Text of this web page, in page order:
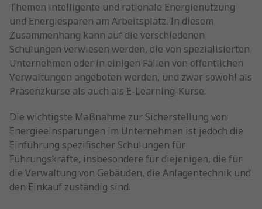
Themen intelligente und rationale Energienutzung
und Energiesparen am Arbeitsplatz. In diesem
Zusammenhang kann auf die verschiedenen
Schulungen verwiesen werden, die von spezialisierten
Unternehmen oder in einigen Fällen von öffentlichen
Verwaltungen angeboten werden, und zwar sowohl als
Präsenzkurse als auch als E-Learning-Kurse.
Die wichtigste Maßnahme zur Sicherstellung von
Energieeinsparungen im Unternehmen ist jedoch die
Einführung spezifischer Schulungen für
Führungskräfte, insbesondere für diejenigen, die für
die Verwaltung von Gebäuden, die Anlagentechnik und
den Einkauf zuständig sind.